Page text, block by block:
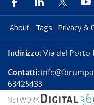
About Tags Privacy &
Indirizzo:Via del Porto
Contatti:
68425433